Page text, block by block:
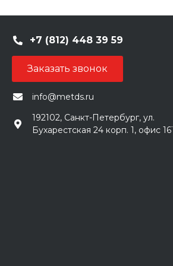
+7 (812) 448 39 59
Заказать звонок
info@metds.ru
192102, Санкт-Петербург, ул.
Бухарестская 24 корп. 1, офис 161